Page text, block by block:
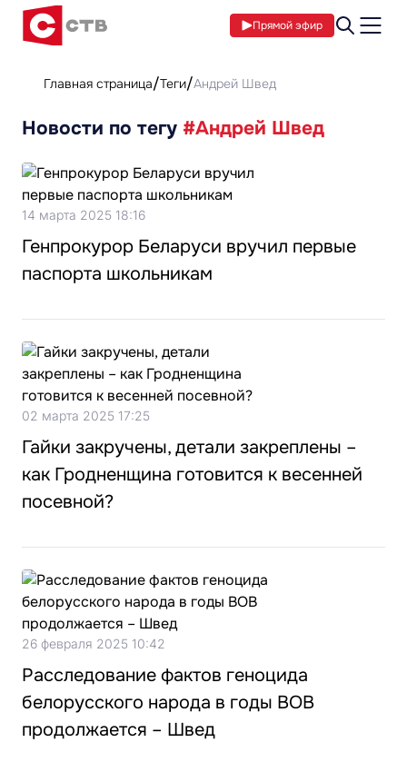
Прямой эфир
Главная страница Теги Андрей Швед
Новости по тегу #Андрей Швед
14 марта 2025 18:16
Генпрокурор Беларуси вручил первые
паспорта школьникам
02 марта 2025 17:25
Гайки закручены, детали закреплены –
как Гродненщина готовится к весенней
посевной?
26 февраля 2025 10:42
Расследование фактов геноцида
белорусского народа в годы ВОВ
продолжается – Швед